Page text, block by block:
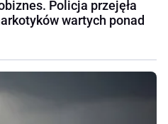
Policja przejęła
wartych ponad